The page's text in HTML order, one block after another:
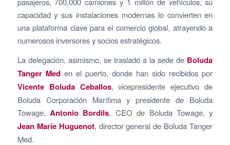
capacidad y sus instalaciones modernas lo convierten en
una plataforma clave para el comercio global, atrayendo a
numerosos inversores y socios estratégicos.
La delegación, asimismo, se trasladó a la sede de Boluda
Tanger Meden el puerto, donde han sido recibidos por
Vicente Boluda Ceballos, vicepresidente ejecutivo de
Boluda Corporación Marítima y presidente de Boluda
Towage, Antonio Bordils, CEO de Boluda Towage, y
Jean Marie Huguenot, director general de Boluda Tanger
Med.